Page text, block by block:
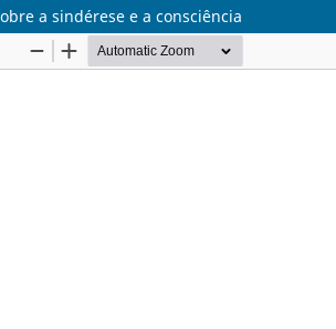
a sindérese e a consciência